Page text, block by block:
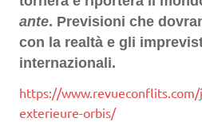
ante. Previsioni che
con la realtà e gli
internazionali.
https://
exterieure-orbis/